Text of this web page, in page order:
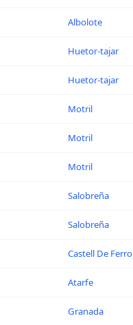
Albolote
Huetor-tajar
Huetor-tajar
Motril
Motril
Motril
Salobreña
Salobreña
Castell De Ferro
Atarfe
Granada